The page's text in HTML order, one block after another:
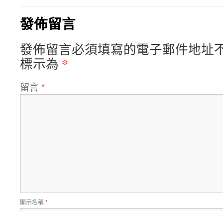
發佈留言
發佈留言必須填寫的電子郵件地址
標示為 *
留言 *
顯示名稱*